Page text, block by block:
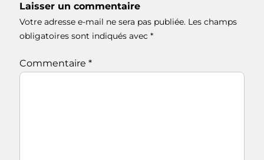
Laisser un commentaire
Votre adresse e-mail ne sera pas publiée. Les champs
obligatoires sont indiqués avec *
Commentaire *